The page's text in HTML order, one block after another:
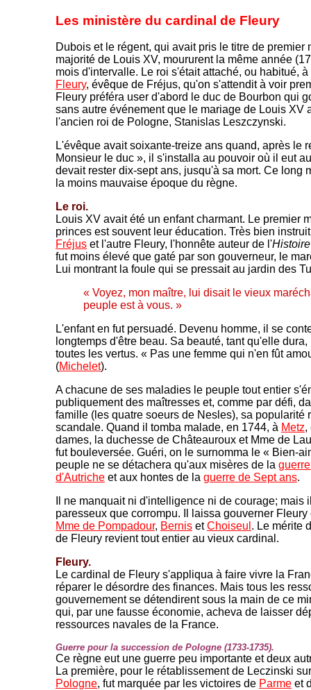
Les ministère du cardinal de Fleury
Dubois et le régent, qui avait pris le titre de premier
majorité de Louis XV, moururent la même année
mois d'intervalle. Le roi s'était attaché, ou habitué,
Fleury, évêque de Fréjus, qu'on s'attendit à voir
Fleury préféra user d'abord le duc de Bourbon qui
sans autre événement que le mariage de Louis XV
l'ancien roi de Pologne, Stanislas Leszczynski.
L'évêque avait soixante-treize ans quand, après le
Monsieur le duc », il s'installa au pouvoir où il eut
devait rester dix-sept ans, jusqu'à sa mort. Ce long
la moins mauvaise époque du règne.
Le roi.
Louis XV avait été un enfant charmant. Le premier
princes est souvent leur éducation. Très bien
Fréjus et l'autre Fleury, l'honnête auteur de l'
fut moins élevé que gaté par son gouverneur, le
Lui montrant la foule qui se pressait au jardin des
« Voyez, mon maître, lui disait le vieux
peuple est à vous. »
L'enfant en fut persuadé. Devenu homme, il se
longtemps d'être beau. Sa beauté, tant qu'elle
toutes les vertus. « Pas une femme qui n'en fût
(Michelet).
A chacune de ses maladies le peuple tout entier
publiquement des maîtresses et, comme par défi,
famille (les quatre soeurs de Nesles), sa popularité
scandale. Quand il tomba malade, en 1744, à Metz,
dames, la duchesse de Châteauroux et Mme de
fut bouleversée. Guéri, on le surnomma le « Bien-
peuple ne se détachera qu'aux misères de la
d'Autriche et aux hontes de la guerre de Sept ans.
Il ne manquait ni d'intelligence ni de courage; mais
paresseux que corrompu. Il laissa gouverner Fleury
Mme de Pompadour, Bernis etChoiseul . Le mérite
de Fleury revient tout entier au vieux cardinal.
Fleury.
Le cardinal de Fleury s'appliqua à faire vivre la
réparer le désordre des finances. Mais tous les
gouvernement se détendirent sous la main de ce
qui, par une fausse économie, acheva de laisser
ressources navales de la France.
Guerre pour la succession de Pologne (1733-1735).
Ce règne eut une guerre peu importante et deux
La première, pour le rétablissement de Leczinski
Pologne, fut marquée par les victoires de Parme et